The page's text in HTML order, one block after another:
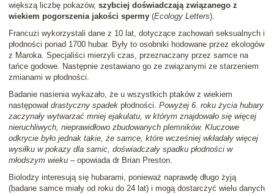
większą liczbę pokazów, szybciej doświadczają związanego z
wiekiem pogorszenia jakości spermy (Ecology Letters).
Francuzi wykorzystali dane z 10 lat, dotyczące zachowań seksualnych i
płodności ponad 1700 hubar. Były to osobniki hodowane przez ekologów
z Maroka. Specjaliści mierzyli czas, przeznaczany przez samce na
tańce godowe. Następnie zestawiano go ze związanymi ze starzeniem
zmianami w płodności.
Badanie nasienia wykazało, że u wszystkich ptaków z wiekiem
następował drastyczny spadek płodności. Powyżej 6. roku życia hubary
zaczynały wytwarzać mniej ejakulatu, w którym znajdowało się więcej
nieruchliwych, nieprawidłowo zbudowanych plemników. Kluczowe
odkrycie było jednak takie, że samce, które wcześniej wkładały więcej
wysiłku w pokazy dla samic, doświadczały spadku płodności w
młodszym wieku – opowiada dr Brian Preston.
Biolodzy interesują się hubarami, ponieważ naprawdę długo żyją
(badane samce miały od roku do 24 lat) i mogą dostarczyć wielu danych